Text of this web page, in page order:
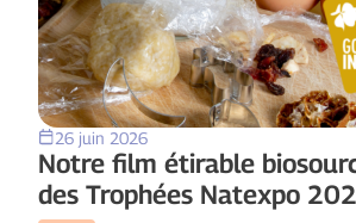
26 juin 2026
Notre film étirable
des Trophées Natexpo